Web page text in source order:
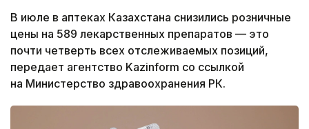
В июле в аптеках Казахстана снизились розничные
цены на 589 лекарственных препаратов — это
почти четверть всех отслеживаемых позиций,
передает агентство Kazinform со ссылкой
на Министерство здравоохранения РК.